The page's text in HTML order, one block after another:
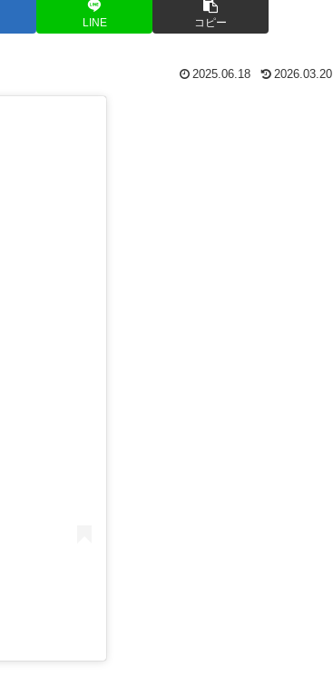
LINE コピー
2025.06.18 2026.03.20